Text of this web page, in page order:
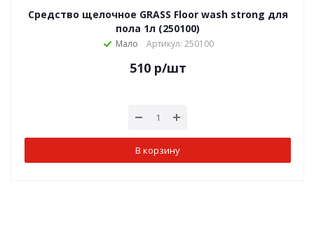
Средство щелочное GRASS Floor wash strong для
пола 1л (250100)
Мало Артикул: 250100
510р/шт
В корзину